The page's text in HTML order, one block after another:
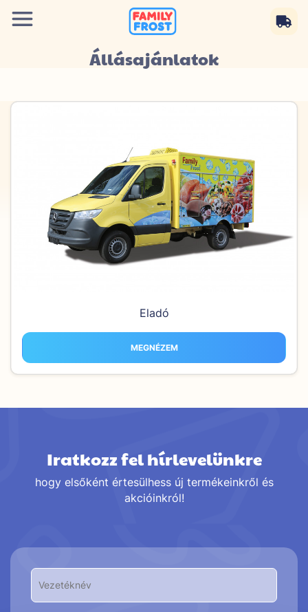
Állásajánlatok
Eladó
MEGNÉZEM
Iratkozz fel hírlevelünkre
hogy elsőként értesülhess új termékeinkről és
akcióinkról!